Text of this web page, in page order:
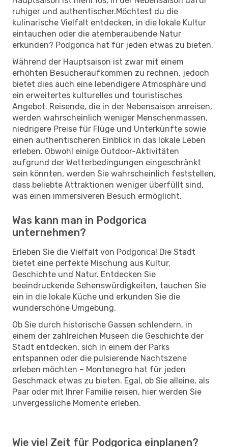
ruhiger und authentischer.Möchtest du die
kulinarische Vielfalt entdecken, in die lokale Kultur
eintauchen oder die atemberaubende Natur
erkunden? Podgorica hat für jeden etwas zu bieten.
Während der Hauptsaison ist zwar mit einem
erhöhten Besucheraufkommen zu rechnen, jedoch
bietet dies auch eine lebendigere Atmosphäre und
ein erweitertes kulturelles und touristisches
Angebot. Reisende, die in der Nebensaison anreisen,
werden wahrscheinlich weniger Menschenmassen,
niedrigere Preise für Flüge und Unterkünfte sowie
einen authentischeren Einblick in das lokale Leben
erleben. Obwohl einige Outdoor-Aktivitäten
aufgrund der Wetterbedingungen eingeschränkt
sein könnten, werden Sie wahrscheinlich feststellen,
dass beliebte Attraktionen weniger überfüllt sind,
was einen immersiveren Besuch ermöglicht.
Was kann man in Podgorica
unternehmen?
Erleben Sie die Vielfalt von Podgorica! Die Stadt
bietet eine perfekte Mischung aus Kultur,
Geschichte und Natur. Entdecken Sie
beeindruckende Sehenswürdigkeiten, tauchen Sie
ein in die lokale Küche und erkunden Sie die
wunderschöne Umgebung.
Ob Sie durch historische Gassen schlendern, in
einem der zahlreichen Museen die Geschichte der
Stadt entdecken, sich in einem der Parks
entspannen oder die pulsierende Nachtszene
erleben möchten – Montenegro hat für jeden
Geschmack etwas zu bieten. Egal, ob Sie alleine, als
Paar oder mit Ihrer Familie reisen, hier werden Sie
unvergessliche Momente erleben.
Wie viel Zeit für Podgorica einplanen?